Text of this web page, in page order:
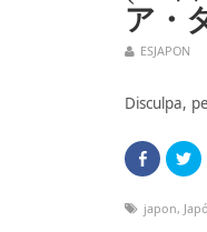
ア・
ESJAPON
Disculpa,
japon,